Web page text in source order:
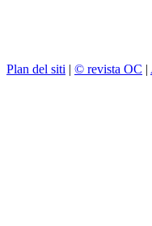
Plan del siti | © revista OC |